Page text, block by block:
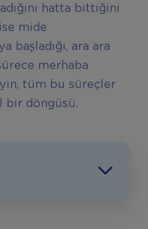
hatta bittiğini
mide
başladığı, ara ara
merhaba
tüm bu süreçler
bir döngüsü.